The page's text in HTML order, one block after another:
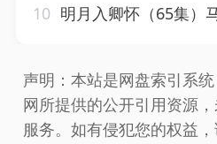
10 明月入卿怀（65集）马
声明：本站是网盘索引系
网所提供的公开引用资源
服务。如有侵犯您的权益